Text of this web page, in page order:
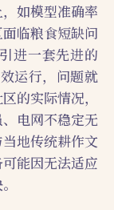
如模型准确率
临粮食短缺问
进一套先进的
运行，问题就
的实际情况，
电网不稳定无
地传统耕作文
能因无法适应